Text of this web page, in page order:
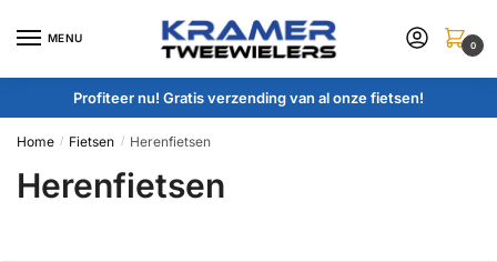
MENU
0
Profiteer nu! Gratis verzending van al onze fietsen!
Home / Fietsen / Herenfietsen
Herenfietsen